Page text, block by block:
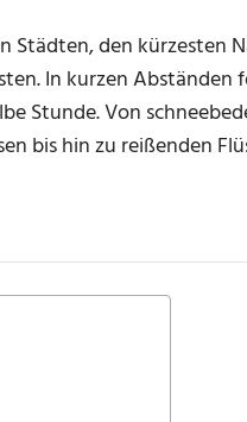
Städten, den kürzesten
In kurzen
Stunde. Von
bis hin zu reißenden